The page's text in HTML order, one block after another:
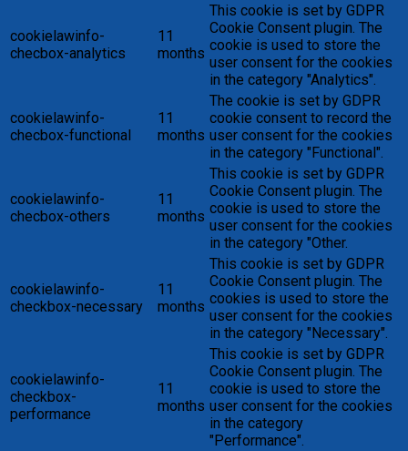
cookielawinfo-
checbox-analytics
11
months
This cookie is set by GDPR
Cookie Consent plugin. The
cookie is used to store the
user consent for the cookies
in the category "Analytics".
cookielawinfo-
checbox-functional
11
months
The cookie is set by GDPR
cookie consent to record the
user consent for the cookies
in the category "Functional".
cookielawinfo-
checbox-others
11
months
This cookie is set by GDPR
Cookie Consent plugin. The
cookie is used to store the
user consent for the cookies
in the category "Other.
cookielawinfo-
checkbox-necessary
11
months
This cookie is set by GDPR
Cookie Consent plugin. The
cookies is used to store the
user consent for the cookies
in the category "Necessary".
cookielawinfo-
checkbox-
performance
11
months
This cookie is set by GDPR
Cookie Consent plugin. The
cookie is used to store the
user consent for the cookies
in the category
"Performance".